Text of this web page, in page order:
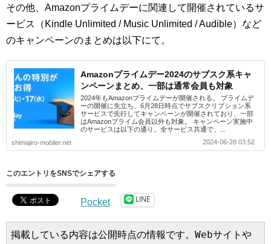
その他、Amazonプライムデーに関連して開催されているサ
ービス（Kindle Unlimited / Music Unlimited / Audible）など
のキャンペーンのまとめは以下にて。
Amazonプライムデー2024のサブスク系キャ
ンペーンまとめ、一部は通常会員も対象
2024年もAmazonプライムデーが開催される。 プライムデ
ーの開催に先立ち、6月28日時点でサブスクリプション系
サービスで先行してキャンペーンが開催されており、一部
はAmazonプライム会員以外も対象。 キャンペーン実施中
のサービスは以下の通り。全サービス共通で、...
shimajiro-mobiler.net
2024-06-28 03:52
このエントリをSNSでシェアする
Pocket LINE
掲載している内容は公開時点の情報です。Webサイトや